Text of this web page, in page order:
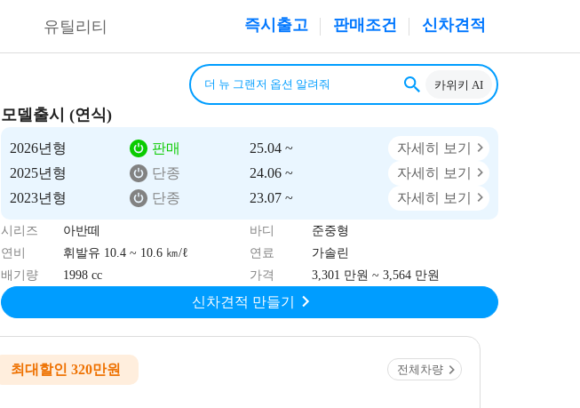
즉시출고 판매조건 신차견적
유틸리티
카위키 AI
모델출시 (연식)
2026년형 판매 25.04 ~
자세히 보기
2025년형
단종 24.06 ~
자세히 보기
2023년형
단종 23.07 ~ 자세히 보기
시리즈 아반떼 바디
준중형
연비
휘발유 10.4 ~ 10.6 ㎞/ℓ 연료
가솔린
배기량
1998 cc 가격 3,301 만원 ~ 3,564 만원
신차견적 만들기
최대할인 320만원 전체차량